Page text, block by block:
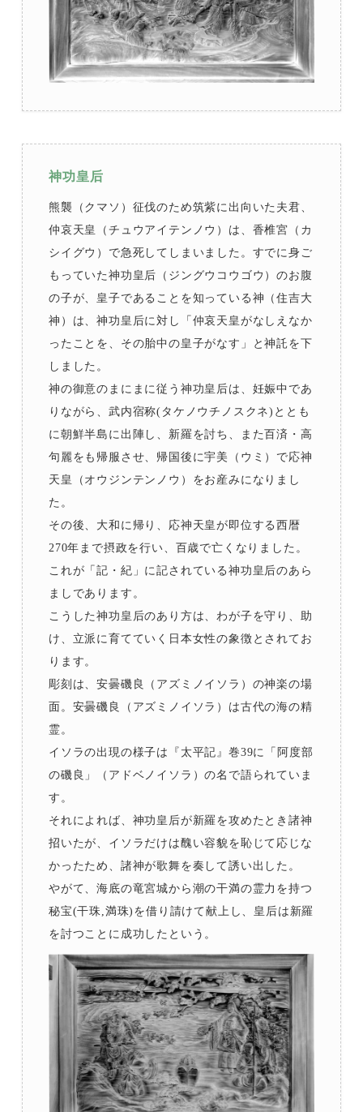
神功皇后
熊襲（クマソ）征伐のため筑紫に出向いた夫君、
仲哀天皇（チュウアイテンノウ）は、香椎宮（カ
シイグウ）で急死してしまいました。すでに身ご
もっていた神功皇后（ジングウコウゴウ）のお腹
の子が、皇子であることを知っている神（住吉大
神）は、神功皇后に対し「仲哀天皇がなしえなか
ったことを、その胎中の皇子がなす」と神託を下
しました。
神の御意のまにまに従う神功皇后は、妊娠中であ
りながら、武内宿称(タケノウチノスクネ)ととも
に朝鮮半島に出陣し、新羅を討ち、また百済・高
句麗をも帰服させ、帰国後に宇美（ウミ）で応神
天皇（オウジンテンノウ）をお産みになりまし
た。
その後、大和に帰り、応神天皇が即位する西暦
270年まで摂政を行い、百歳で亡くなりました。
これが「記・紀」に記されている神功皇后のあら
ましであります。
こうした神功皇后のあり方は、わが子を守り、助
け、立派に育てていく日本女性の象徴とされてお
ります。
彫刻は、安曇磯良（アズミノイソラ）の神楽の場
面。安曇磯良（アズミノイソラ）は古代の海の精
霊。
イソラの出現の様子は『太平記』巻39に「阿度部
の磯良」（アドベノイソラ）の名で語られていま
す。
それによれば、神功皇后が新羅を攻めたとき諸神
招いたが、イソラだけは醜い容貌を恥じて応じな
かったため、諸神が歌舞を奏して誘い出した。
やがて、海底の竜宮城から潮の干満の霊力を持つ
秘宝(干珠,満珠)を借り請けて献上し、皇后は新羅
を討つことに成功したという。